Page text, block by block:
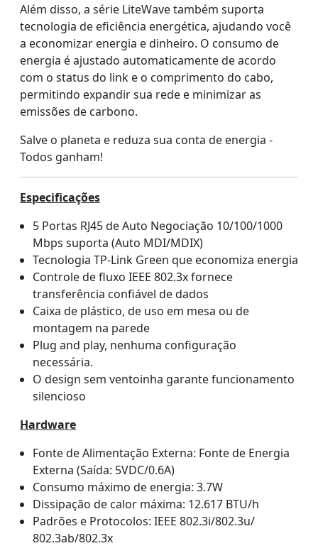
Além disso, a série LiteWave também suporta
tecnologia de eficiência energética, ajudando você
a economizar energia e dinheiro. O consumo de
energia é ajustado automaticamente de acordo
com o status do link e o comprimento do cabo,
permitindo expandir sua rede e minimizar as
emissões de carbono.
Salve o planeta e reduza sua conta de energia -
Todos ganham!
Especificações
5 Portas RJ45 de Auto Negociação 10/100/1000
Mbps suporta (Auto MDI/MDIX)
Tecnologia TP-Link Green que economiza energia
Controle de fluxo IEEE 802.3x fornece
transferência confiável de dados
Caixa de plástico, de uso em mesa ou de
montagem na parede
Plug and play, nenhuma configuração
necessária.
O design sem ventoinha garante funcionamento
silencioso
Hardware
Fonte de Alimentação Externa: Fonte de Energia
Externa (Saída: 5VDC/0.6A)
Consumo máximo de energia: 3.7W
Dissipação de calor máxima: 12.617 BTU/h
Padrões e Protocolos: IEEE 802.3i/802.3u/
802.3ab/802.3x